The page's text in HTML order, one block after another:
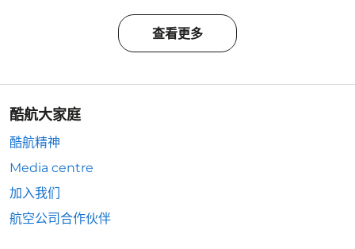
查看更多
酷航大家庭
酷航精神
Media centre
加入我们
航空公司合作伙伴